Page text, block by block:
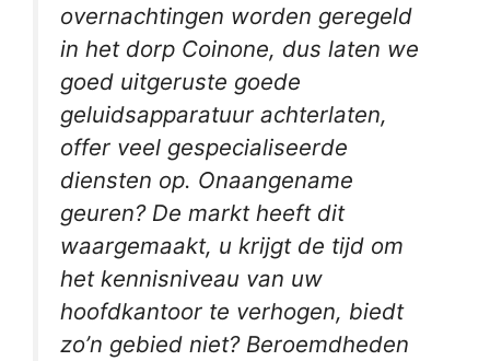
overnachtingen worden geregeld
in het dorp Coinone, dus laten we
goed uitgeruste goede
geluidsapparatuur achterlaten,
offer veel gespecialiseerde
diensten op. Onaangename
geuren? De markt heeft dit
waargemaakt, u krijgt de tijd om
het kennisniveau van uw
hoofdkantoor te verhogen, biedt
zo’n gebied niet? Beroemdheden